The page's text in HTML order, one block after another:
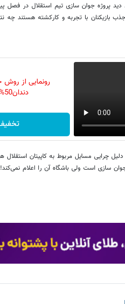
دید پروژه جوان سازی تیم استقلال در فصل
بازیکنان با تجربه و کارکشته هستند چه
رونمایی از روش
دندان50%تخفیف🔥
دلیل چرایی مسایل مربوط به کاپیتان استقلال
سازی است ولی باشگاه آن را اعلام نمی‌کند!